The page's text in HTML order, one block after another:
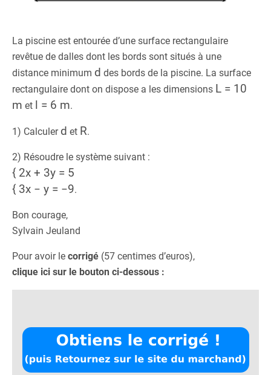
La piscine est entourée d’une surface rectangulaire
revêtue de dalles dont les bords sont situés à une
distance minimum d des bords de la piscine. La surface
rectangulaire dont on dispose a les dimensions L = 10
m et l = 6 m.
1) Calculer d et R.
2) Résoudre le système suivant :
{ 2x + 3y = 5
{ 3x − y = −9.
Bon courage,
Sylvain Jeuland
Pour avoir le corrigé (57 centimes d’euros),
clique ici sur le bouton ci-dessous :